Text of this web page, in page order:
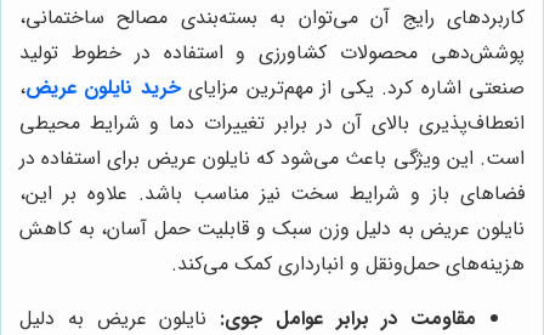
کاربردهای رایج آن می‌توان به بسته‌بندی مصالح ساختمانی،
پوشش‌دهی محصولات کشاورزی و استفاده در خطوط تولید
صنعتی اشاره کرد. یکی از مهم‌ترین مزایایخرید نایلون عریض،
انعطاف‌پذیری بالای آن در برابر تغییرات دما و شرایط محیطی
است. این ویژگی باعث می‌شود که نایلون عریض برای استفاده در
فضاهای باز و شرایط سخت نیز مناسب باشد. علاوه بر این،
نایلون عریض به دلیل وزن سبک و قابلیت حمل آسان، به کاهش
هزینه‌های حمل‌ونقل و انبارداری کمک می‌کند.
مقاومت در برابر عوامل جوی: نایلون عریض به دلیل